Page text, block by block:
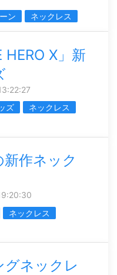
ン ネックレス
HERO X」新
ズ
ネックレス
作ネック
ネックレス
グネックレ